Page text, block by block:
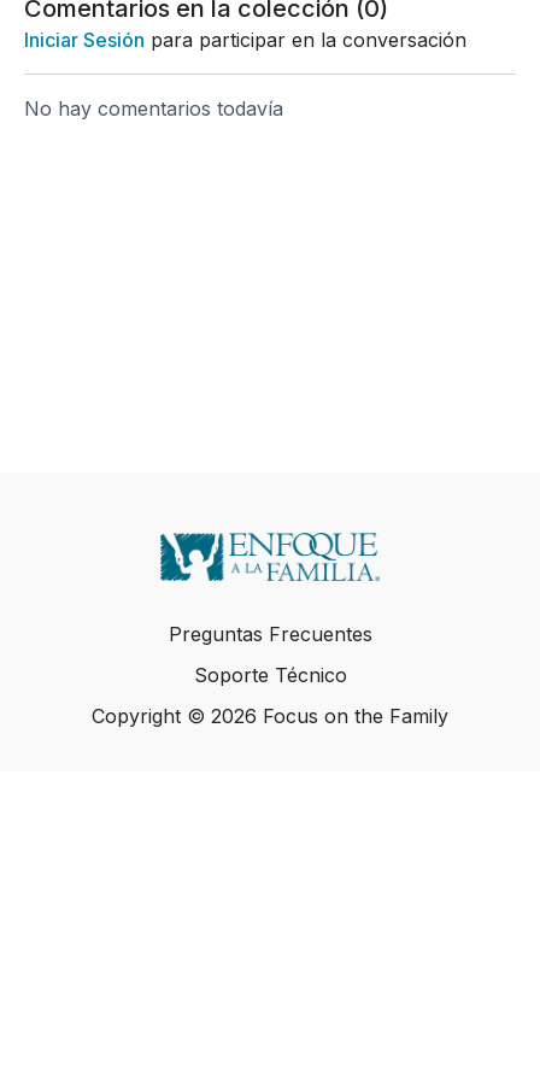
Comentarios en la colección (0)
Iniciar Sesión para participar en la conversación
No hay comentarios todavía
Preguntas Frecuentes
Soporte Técnico
Copyright © 2026 Focus on the Family